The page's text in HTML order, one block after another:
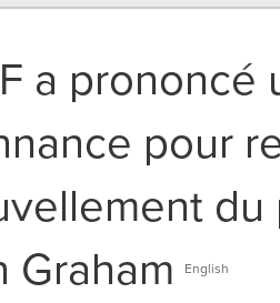
a prononcé
pour
Graham
English